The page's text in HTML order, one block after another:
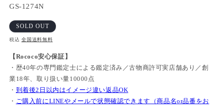
開
SKU:
GS-1274N
SOLD OUT
税込全国送料無料
【Rococo安心保証】
・歴40年の専門鑑定士による鑑定済み／古物商許可実店舗あり／創
業18年、取り扱い量10000点
・ 到着後2日以内はイメージ違い返品OK
・ ご購入前にLINEやメールで状態確認できます（商品名or品番をお